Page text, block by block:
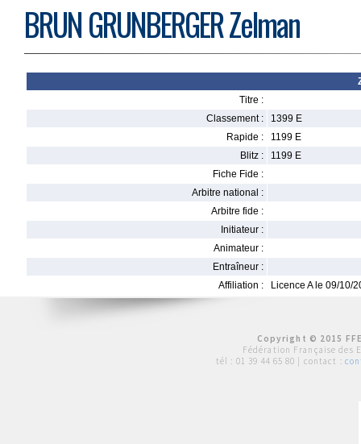
BRUN GRUNBERGER Zelman
Titre :
Classement :
1399 E
Rapide :
1199 E
Blitz :
1199 E
Fiche Fide :
Arbitre national :
Arbitre fide :
Initiateur :
Animateur :
Entraîneur :
Affiliation :
Licence A le 09/10/
Copyright © 2015
Fédération Française des
tél : 01 39 44 65 80 | contact :